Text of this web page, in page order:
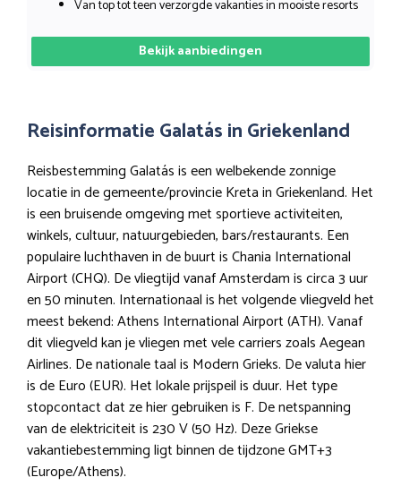
Van top tot teen verzorgde vakanties in mooiste resorts
Bekijk aanbiedingen
Reisinformatie Galatás in Griekenland
Reisbestemming Galatás is een welbekende zonnige
locatie in de gemeente/provincie Kreta in Griekenland. Het
is een bruisende omgeving met sportieve activiteiten,
winkels, cultuur, natuurgebieden, bars/restaurants. Een
populaire luchthaven in de buurt is Chania International
Airport (CHQ). De vliegtijd vanaf Amsterdam is circa 3 uur
en 50 minuten. Internationaal is het volgende vliegveld het
meest bekend: Athens International Airport (ATH). Vanaf
dit vliegveld kan je vliegen met vele carriers zoals Aegean
Airlines. De nationale taal is Modern Grieks. De valuta hier
is de Euro (EUR). Het lokale prijspeil is duur. Het type
stopcontact dat ze hier gebruiken is F. De netspanning
van de elektriciteit is 230 V (50 Hz). Deze Griekse
vakantiebestemming ligt binnen de tijdzone GMT+3
(Europe/Athens).